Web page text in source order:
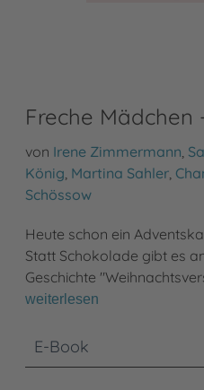
Freche
von Irene Zimmermann
König Martina Sahler
Schössow
Heute schon ein
Statt Schokolade gibt es
Geschichte
weiterlesen
E-Book